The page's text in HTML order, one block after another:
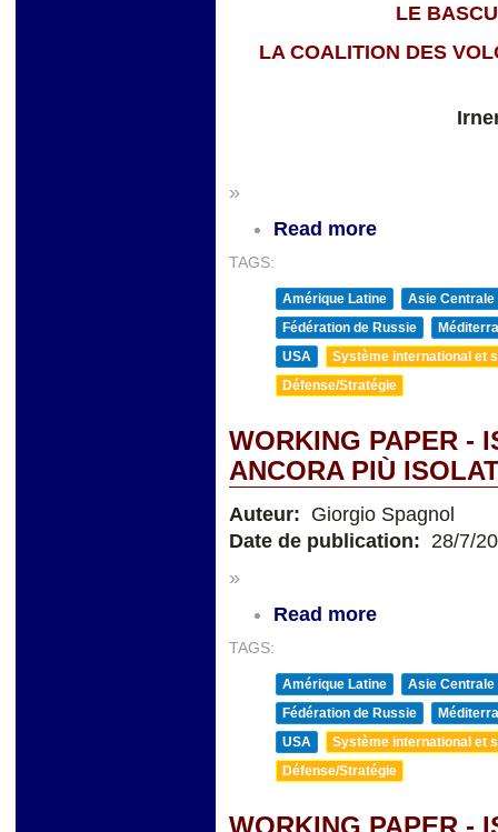
LE
LA COALITION DES
»
Read more
TAGS:
Amérique Latine
Asie Centrale
Fédération de Russie
USA
Système international et
Défense/Stratégie
WORKING PAPER -
ANCORA PIÙ
Auteur: Giorgio Spagnol
Date de publication: 28/7/
»
Read more
TAGS:
Amérique Latine
Asie Centrale
Fédération de Russie
USA
Système international et
Défense/Stratégie